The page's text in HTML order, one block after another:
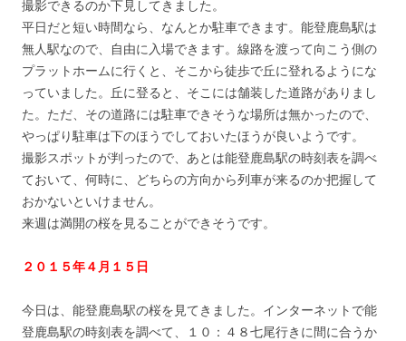
撮影できるのか下見してきました。
平日だと短い時間なら、なんとか駐車できます。能登鹿島駅は
無人駅なので、自由に入場できます。線路を渡って向こう側の
プラットホームに行くと、そこから徒歩で丘に登れるようにな
っていました。丘に登ると、そこには舗装した道路がありまし
た。ただ、その道路には駐車できそうな場所は無かったので、
やっぱり駐車は下のほうでしておいたほうが良いようです。
撮影スポットが判ったので、あとは能登鹿島駅の時刻表を調べ
ておいて、何時に、どちらの方向から列車が来るのか把握して
おかないといけません。
来週は満開の桜を見ることができそうです。
２０１５年４月１５日
今日は、能登鹿島駅の桜を見てきました。インターネットで能
登鹿島駅の時刻表を調べて、１０：４８七尾行きに間に合うか